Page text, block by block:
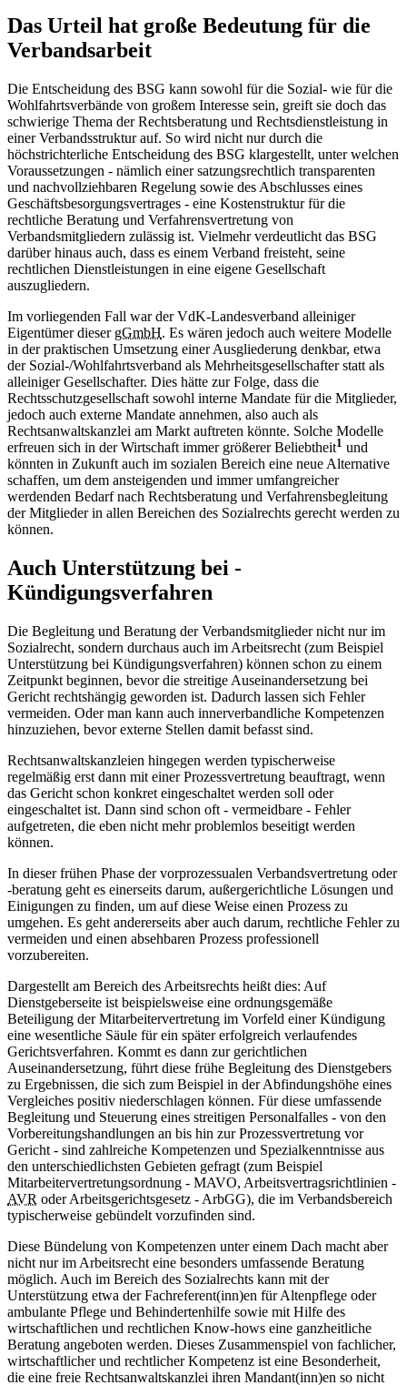
Das Urteil hat große Bedeutung für die
Verbandsarbeit
Die Entscheidung des BSG kann sowohl für die Sozial- wie für die
Wohlfahrtsverbände von großem Interesse sein, greift sie doch das
schwierige Thema der Rechtsberatung und Rechtsdienstleistung in
einer Verbandsstruktur auf. So wird nicht nur durch die
höchstrichterliche Entscheidung des BSG klargestellt, unter welchen
Voraussetzungen - nämlich einer satzungsrechtlich transparenten
und nachvollziehbaren Regelung sowie des Abschlusses eines
Geschäftsbesorgungsvertrages - eine Kostenstruktur für die
rechtliche Beratung und Verfahrensvertretung von
Verbandsmitgliedern zulässig ist. Vielmehr verdeutlicht das BSG
darüber hinaus auch, dass es einem Verband freisteht, seine
rechtlichen Dienstleistungen in eine eigene Gesellschaft
auszugliedern.
Im vorliegenden Fall war der VdK-Landesverband alleiniger
Eigentümer dieser gGmbH. Es wären jedoch auch weitere Modelle
in der praktischen Umsetzung einer Ausgliederung denkbar, etwa
der Sozial-/Wohlfahrtsverband als Mehrheitsgesellschafter statt als
alleiniger Gesellschafter. Dies hätte zur Folge, dass die
Rechtsschutzgesellschaft sowohl interne Mandate für die Mitglieder,
jedoch auch externe Mandate annehmen, also auch als
Rechtsanwaltskanzlei am Markt auftreten könnte. Solche Modelle
erfreuen sich in der Wirtschaft immer größerer Beliebtheit1 und
könnten in Zukunft auch im sozialen Bereich eine neue Alternative
schaffen, um dem ansteigenden und immer umfangreicher
werdenden Bedarf nach Rechtsberatung und Verfahrensbegleitung
der Mitglieder in allen Bereichen des Sozialrechts gerecht werden zu
können.
Auch Unterstützung bei ­
Kündigungsverfahren
Die Begleitung und Beratung der Verbandsmitglieder nicht nur im
Sozialrecht, sondern durchaus auch im Arbeitsrecht (zum Beispiel
Unterstützung bei Kündigungsverfahren) können schon zu einem
Zeitpunkt beginnen, bevor die streitige Auseinandersetzung bei
Gericht rechtshängig geworden ist. Dadurch lassen sich Fehler
vermeiden. Oder man kann auch innerverbandliche Kompetenzen
hinzuziehen, bevor externe Stellen damit befasst sind.
Rechtsanwaltskanzleien hingegen werden typischerweise
regelmäßig erst dann mit einer Prozessvertretung beauftragt, wenn
das Gericht schon konkret eingeschaltet werden soll oder
eingeschaltet ist. Dann sind schon oft - vermeidbare - Fehler
aufgetreten, die eben nicht mehr problemlos beseitigt werden
können.
In dieser frühen Phase der vorprozessualen Verbandsvertretung oder
-beratung geht es einerseits darum, außergerichtliche Lösungen und
Einigungen zu finden, um auf diese Weise einen Prozess zu
umgehen. Es geht andererseits aber auch darum, rechtliche Fehler zu
vermeiden und einen absehbaren Prozess professionell
vorzubereiten.
Dargestellt am Bereich des Arbeitsrechts heißt dies: Auf
Dienstgeberseite ist beispielsweise eine ordnungsgemäße
Beteiligung der Mitarbeitervertretung im Vorfeld einer Kündigung
eine wesentliche Säule für ein später erfolgreich verlaufendes
Gerichtsverfahren. Kommt es dann zur gerichtlichen
Auseinandersetzung, führt diese frühe Begleitung des Dienstgebers
zu Ergebnissen, die sich zum Beispiel in der Abfindungshöhe eines
Vergleiches positiv niederschlagen können. Für diese umfassende
Begleitung und Steuerung eines streitigen Personalfalles - von den
Vorbereitungshandlungen an bis hin zur Prozessvertretung vor
Gericht - sind zahlreiche Kompetenzen und Spezialkenntnisse aus
den unterschiedlichsten Gebieten gefragt (zum Beispiel
Mitarbeitervertretungsordnung - MAVO, Arbeitsvertragsrichtlinien -
AVR oder Arbeitsgerichtsgesetz - ArbGG), die im Verbandsbereich
typischerweise gebündelt vorzufinden sind.
Diese Bündelung von Kompetenzen unter einem Dach macht aber
nicht nur im Arbeitsrecht eine besonders umfassende Beratung
möglich. Auch im Bereich des Sozialrechts kann mit der
Unterstützung etwa der Fachreferent(inn)en für Altenpflege oder
ambulante Pflege und Behindertenhilfe sowie mit Hilfe des
wirtschaftlichen und rechtlichen Know-hows eine ganzheitliche
Beratung angeboten werden. Dieses Zusammenspiel von fachlicher,
wirtschaftlicher und rechtlicher Kompetenz ist eine Besonderheit,
die eine freie Rechtsanwaltskanzlei ihren Mandant(in­n)en so nicht